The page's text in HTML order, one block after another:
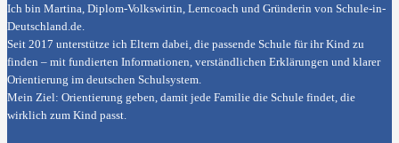
Ich bin Martina, Diplom-Volkswirtin, Lerncoach und Gründerin von Schule-in-
Deutschland.de
Seit 2017 unterstütze ich Eltern dabei, die passende Schule für ihr Kind zu
finden – mit fundierten Informationen, verständlichen Erklärungen und klarer
Orientierung im deutschen Schulsystem.
Mein Ziel: Orientierung geben, damit jede Familie die Schule findet, die
wirklich zum Kind passt.